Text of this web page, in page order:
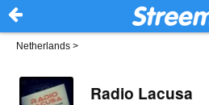
Netherlands >
Radio Lacusa